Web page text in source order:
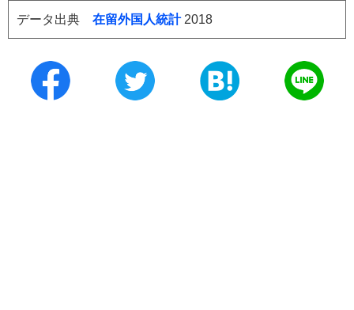
データ出典 在留外国人統計2018